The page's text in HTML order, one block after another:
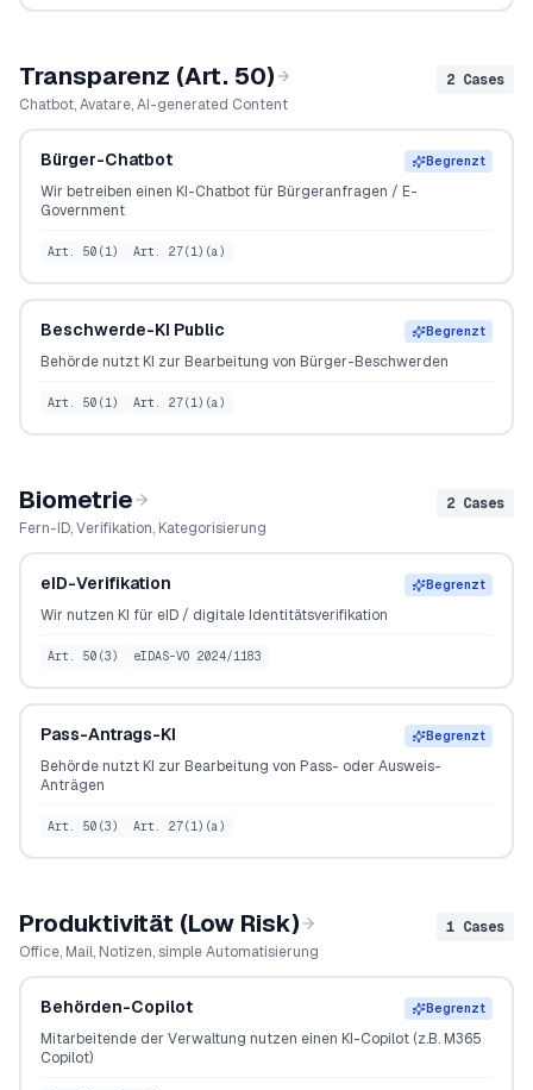
Transparenz (Art. 50)
Chatbot, Avatare, AI-generated Content
2 Cases
Bürger-Chatbot Begrenzt
Wir betreiben einen KI-Chatbot für Bürgeranfragen / E-
Government
Art. 50(1) Art. 27(1)(a)
Beschwerde-KI Public Begrenzt
Behörde nutzt KI zur Bearbeitung von Bürger-Beschwerden
Art. 50(1) Art. 27(1)(a)
Biometrie
Fern-ID, Verifikation, Kategorisierung
2 Cases
eID-Verifikation Begrenzt
Wir nutzen KI für eID / digitale Identitätsverifikation
Art. 50(3) eIDAS-VO 2024/1183
Pass-Antrags-KI Begrenzt
Behörde nutzt KI zur Bearbeitung von Pass- oder Ausweis-
Anträgen
Art. 50(3) Art. 27(1)(a)
Produktivität (Low Risk)
Office, Mail, Notizen, simple Automatisierung
1 Cases
Behörden-Copilot Begrenzt
Mitarbeitende der Verwaltung nutzen einen KI-Copilot (z.B. M365
Copilot)